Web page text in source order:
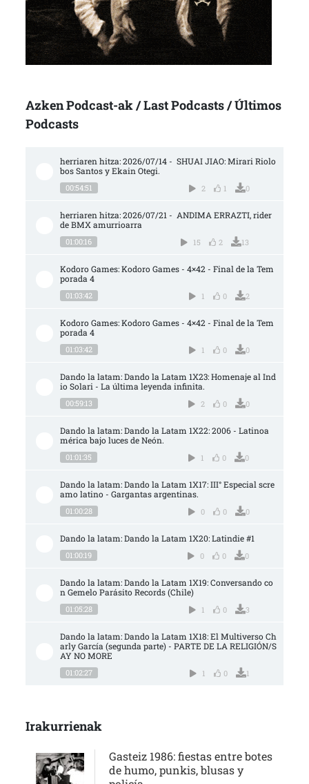
Azken Podcast-ak / Last Podcasts / Últimos
Podcasts
herriaren hitza: 2026/07/14 -  SHUAI JIAO: Mirari Riolo
bos Santos y Ekain Otegi.
00:54:51 2 1 0
herriaren hitza: 2026/07/21 -  ANDIMA ERRAZTI, rider
de BMX amurrioarra
01:00:16 15 2 13
Kodoro Games: Kodoro Games - 4×42 - Final de la Tem
porada 4
01:03:42 1 0 2
Kodoro Games: Kodoro Games - 4×42 - Final de la Tem
porada 4
01:03:42 1 0 0
Dando la latam: Dando la Latam 1X23: Homenaje al Ind
io Solari - La última leyenda infinita.
00:59:13 2 0 0
Dando la latam: Dando la Latam 1X22: 2006 - Latinoa
mérica bajo luces de Neón.
01:01:35 1 0 0
Dando la latam: Dando la Latam 1X17: III° Especial scre
amo latino - Gargantas argentinas.
01:00:28 0 0 0
Dando la latam: Dando la Latam 1X20: Latindie #1
01:00:19 0 0 0
Dando la latam: Dando la Latam 1X19: Conversando co
n Gemelo Parásito Records (Chile)
01:05:28 1 0 3
Dando la latam: Dando la Latam 1X18: El Multiverso Ch
arly García (segunda parte) - PARTE DE LA RELIGIÓN/S
AY NO MORE
01:02:27 1 0 1
Irakurrienak
Gasteiz 1986: fiestas entre botes
de humo, punkis, blusas y